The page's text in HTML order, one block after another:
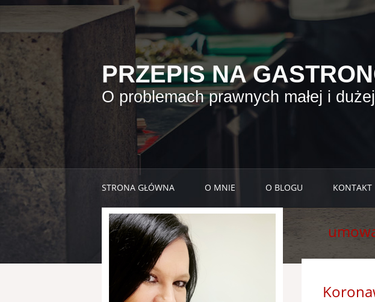
PRZEPIS NA
O problemach prawnych małej i
STRONA GŁÓWNA O MNIE O BLOGU KONTAKT